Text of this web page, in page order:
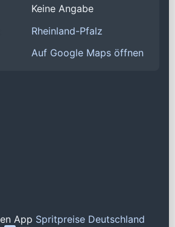
Keine Angabe
Rheinland-Pfalz
Auf Google Maps öffnen
App Spritpreise Deutschland